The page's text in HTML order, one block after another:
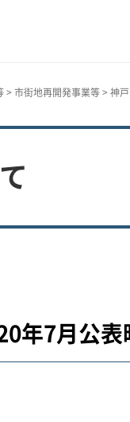
> 市街地再開発事業等> 神
年7月公表